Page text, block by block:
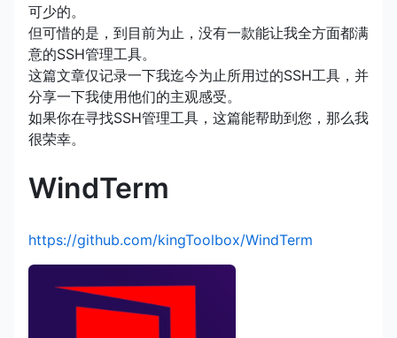
可少的。
但可惜的是，到目前为止，没有一款能让我全方面都满
意的SSH管理工具。
这篇文章仅记录一下我迄今为止所用过的SSH工具，并
分享一下我使用他们的主观感受。
如果你在寻找SSH管理工具，这篇能帮助到您，那么我
很荣幸。
WindTerm
https://github.com/kingToolbox/WindTerm